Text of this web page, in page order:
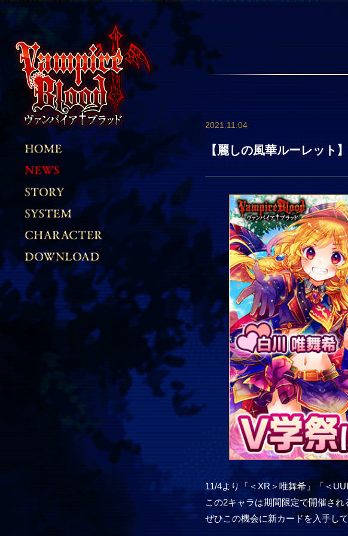
2021.11.04
【麗しの風華ルーレット
11/4より「＜XR＞唯舞希」「＜
この2キャラは期間限定で開催さ
ぜひこの機会に新カードを入手し